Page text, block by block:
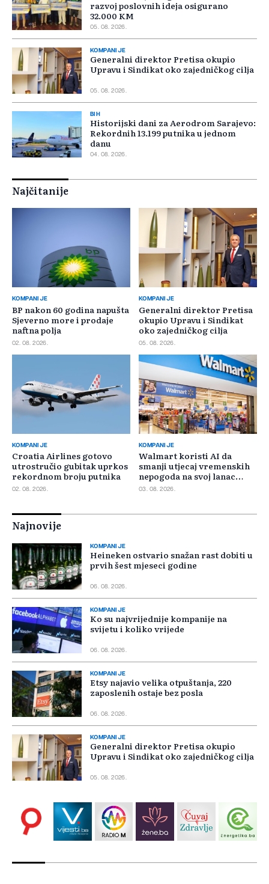
razvoj poslovnih ideja osigurano
32.000 KM
05. 08. 2026.
KOMPANIJE
Generalni direktor Pretisa okupio
Upravu i Sindikat oko zajedničkog cilja
05. 08. 2026.
BIH
Historijski dani za Aerodrom Sarajevo:
Rekordnih 13.199 putnika u jednom
danu
04. 08. 2026.
Najčitanije
KOMPANIJE
BP nakon 60 godina napušta
Sjeverno more i prodaje
naftna polja
02. 08. 2026.
KOMPANIJE
Generalni direktor Pretisa
okupio Upravu i Sindikat
oko zajedničkog cilja
05. 08. 2026.
KOMPANIJE
Croatia Airlines gotovo
utrostručio gubitak uprkos
rekordnom broju putnika
02. 08. 2026.
KOMPANIJE
Walmart koristi AI da
smanji utjecaj vremenskih
nepogoda na svoj lanac
snabdijevanja
03. 08. 2026.
Najnovije
KOMPANIJE
Heineken ostvario snažan rast dobiti u
prvih šest mjeseci godine
06. 08. 2026.
KOMPANIJE
Ko su najvrijednije kompanije na
svijetu i koliko vrijede
06. 08. 2026.
KOMPANIJE
Etsy najavio velika otpuštanja, 220
zaposlenih ostaje bez posla
06. 08. 2026.
KOMPANIJE
Generalni direktor Pretisa okupio
Upravu i Sindikat oko zajedničkog cilja
05. 08. 2026.